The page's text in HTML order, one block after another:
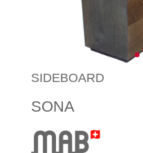
SIDEBOARD
SONA